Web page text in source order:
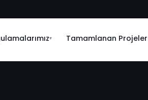
▾ Tamamlanan Projeler